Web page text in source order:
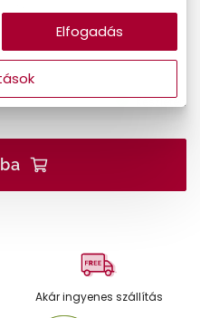
Készleten
Akár ingyenes szállítás
Elfogadás